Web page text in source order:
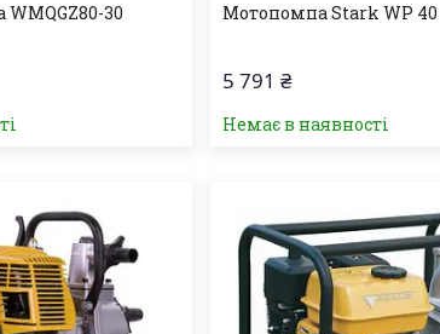
30
Мотопомпа Stark WP 40
5 791 ₴
Немає в наявності